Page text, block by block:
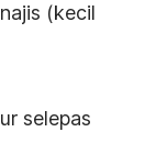
(kecil
selepas